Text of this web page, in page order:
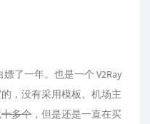
了一年。也是一个 V2Ray
，没有采用模板。机场主
十多个 ，但是还是一直在买